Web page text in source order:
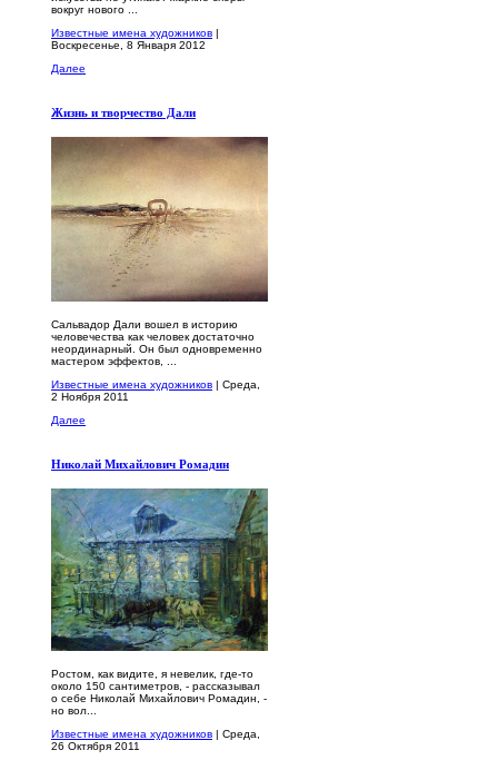
вокруг нового ...
Известные имена художников |
Воскресенье, 8 Января 2012
Далее
Жизнь и творчество Дали
Сальвадор Дали вошел в историю
человечества как человек достаточно
неординарный. Он был одновременно
мастером эффектов, ...
Известные имена художников | Среда,
2 Ноября 2011
Далее
Николай Михайлович Ромадин
Ростом, как видите, я невелик, где-то
около 150 сантимет­ров, - рассказывал
о себе Николай Михайлович Ромадин, -
но вол...
Известные имена художников | Среда,
26 Октября 2011